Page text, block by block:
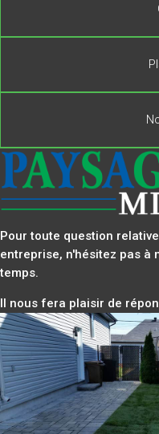
Pour toute question
entreprise, n'hésitez pas à
temps.
Il nous fera plaisir de